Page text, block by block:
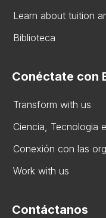
Learn about tuition
Biblioteca
Conéctate con
Transform with us
Ciencia, Tecnologia
Conexión con las
Work with us
Contáctanos